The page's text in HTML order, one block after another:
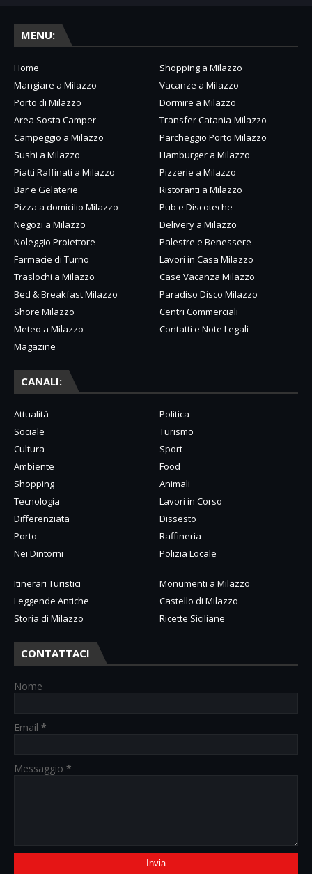
MENU:
Home
Shopping a Milazzo
Mangiare a Milazzo
Vacanze a Milazzo
Porto di Milazzo
Dormire a Milazzo
Area Sosta Camper
Transfer Catania-Milazzo
Campeggio a Milazzo
Parcheggio Porto Milazzo
Sushi a Milazzo
Hamburger a Milazzo
Piatti Raffinati a Milazzo
Pizzerie a Milazzo
Bar e Gelaterie
Ristoranti a Milazzo
Pizza a domicilio Milazzo
Pub e Discoteche
Negozi a Milazzo
Delivery a Milazzo
Noleggio Proiettore
Palestre e Benessere
Farmacie di Turno
Lavori in Casa Milazzo
Traslochi a Milazzo
Case Vacanza Milazzo
Bed & Breakfast Milazzo
Paradiso Disco Milazzo
Shore Milazzo
Centri Commerciali
Meteo a Milazzo
Contatti e Note Legali
Magazine
CANALI:
Attualità
Politica
Sociale
Turismo
Cultura
Sport
Ambiente
Food
Shopping
Animali
Tecnologia
Lavori in Corso
Differenziata
Dissesto
Porto
Raffineria
Nei Dintorni
Polizia Locale
Itinerari Turistici
Monumenti a Milazzo
Leggende Antiche
Castello di Milazzo
Storia di Milazzo
Ricette Siciliane
CONTATTACI
Nome
Email *
Messaggio *